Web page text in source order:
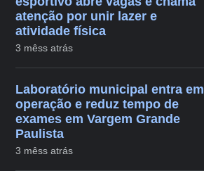
atenção por unir lazer e
atividade física
3 mêss atrás
Laboratório municipal entra em
operação e reduz tempo de
exames em Vargem Grande
Paulista
3 mêss atrás